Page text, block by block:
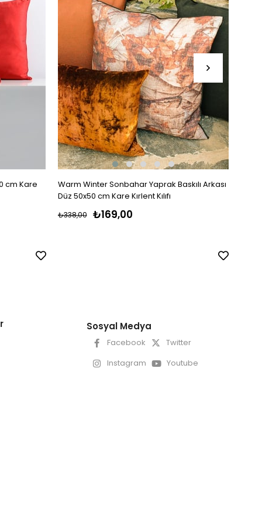
cm Kare
Warm Winter Sonbahar Yaprak Baskılı Arkası
Düz 50x50 cm Kare Kırlent Kılıfı
₺169,00
₺338,00
Sosyal Medya
Facebook
Twitter
Instagram
Youtube